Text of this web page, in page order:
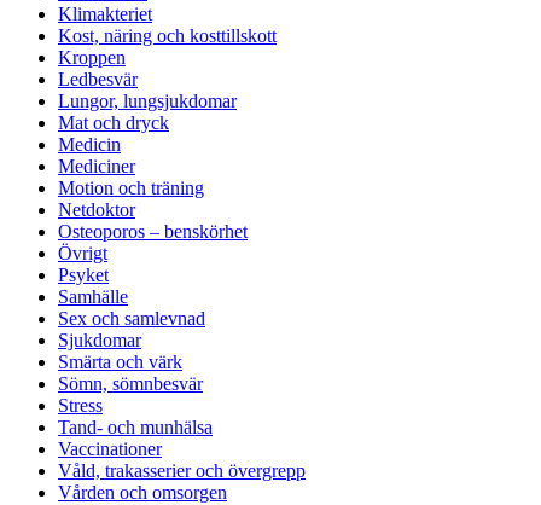
Klimakteriet
Kost, näring och kosttillskott
Kroppen
Ledbesvär
Lungor, lungsjukdomar
Mat och dryck
Medicin
Mediciner
Motion och träning
Netdoktor
Osteoporos – benskörhet
Övrigt
Psyket
Samhälle
Sex och samlevnad
Sjukdomar
Smärta och värk
Sömn, sömnbesvär
Stress
Tand- och munhälsa
Vaccinationer
Våld, trakasserier och övergrepp
Vården och omsorgen